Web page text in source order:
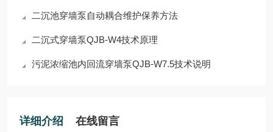
二沉池穿墙泵自动耦合维护保养方法
二沉式穿墙泵QJB-W4技术原理
污泥浓缩池内回流穿墙泵QJB-W7.5技术说明
详细介绍 在线留言